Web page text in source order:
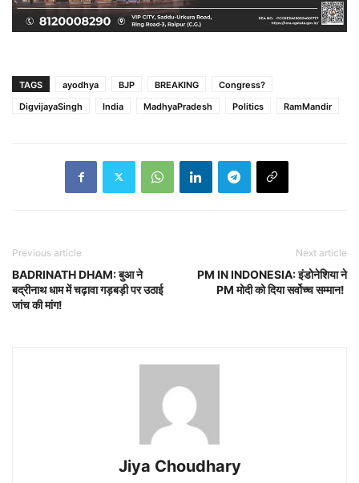
TAGS ayodhya BJP BREAKING
Congress?
DigvijayaSingh
India MadhyaPradesh Politics RamMandir
Previous article
BADRINATH DHAM: बुआ ने
बद्रीनाथ धाम में चढ़ावा गड़बड़ी पर उठाई
जांच की मांग!
Next article
PM IN INDONESIA: इंडोनेशिया ने
PM मोदी को दिया सर्वोच्च सम्मान!
Jiya Choudhary